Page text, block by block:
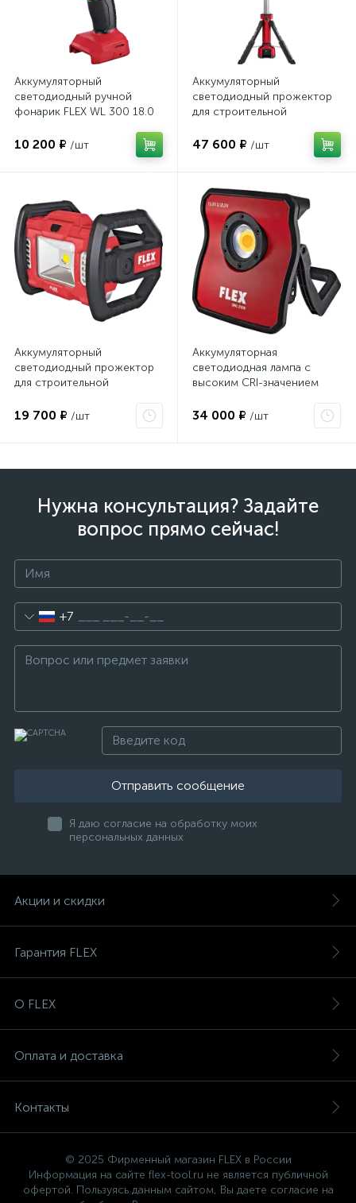
Аккумуляторный
светодиодный ручной
фонарик FLEX WL 300 18.0
10 200 ₽ /шт
Аккумуляторный
светодиодный прожектор
для строительной
FLEX TL 4000 18.0/230
47 600 ₽ /шт
Аккумуляторный
светодиодный прожектор
для строительной
18.0 472921
19 700 ₽ /шт
Аккумуляторная
светодиодная лампа с
высоким CRI-значением
В FLEX DWL 2500 10.8/18.0
34 000 ₽ /шт
Нужна консультация? Задайте
вопрос прямо сейчас!
+7
Отправить сообщение
Я даю согласие на обработку моих
персональных данных
Акции и скидки
Гарантия FLEX
О FLEX
Оплата и доставка
Контакты
© 2025 Фирменный магазин FLEX в России
Информация на сайте flex-tool.ru не является публичной
офертой. Пользуясь данным сайтом, Вы даете согласие на